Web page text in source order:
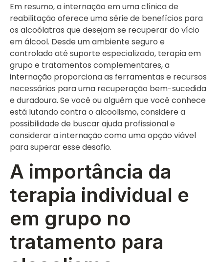
Em resumo, a internação em uma clínica de
reabilitação oferece uma série de benefícios para
os alcoólatras que desejam se recuperar do vício
em álcool. Desde um ambiente seguro e
controlado até suporte especializado, terapia em
grupo e tratamentos complementares, a
internação proporciona as ferramentas e recursos
necessários para uma recuperação bem-sucedida
e duradoura. Se você ou alguém que você conhece
está lutando contra o alcoolismo, considere a
possibilidade de buscar ajuda profissional e
considerar a internação como uma opção viável
para superar esse desafio.
A importância da
terapia individual e
em grupo no
tratamento para